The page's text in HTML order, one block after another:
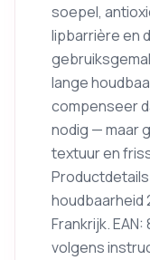
soepel,
lipbarrière en
lange
compenseer
nodig — maar
textuur en
houdbaarheid
Frankrijk.
volgens